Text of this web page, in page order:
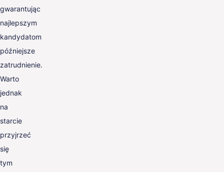
gwarantując
najlepszym
kandydatom
późniejsze
zatrudnienie.
Warto
jednak
na
starcie
przyjrzeć
się
tym